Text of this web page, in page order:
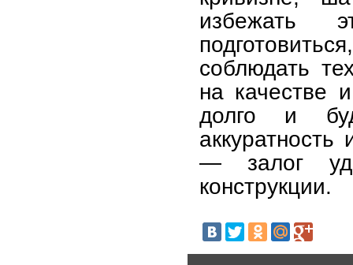
избежать
соблюдать
на качестве
долго и
— залог
конструкции.